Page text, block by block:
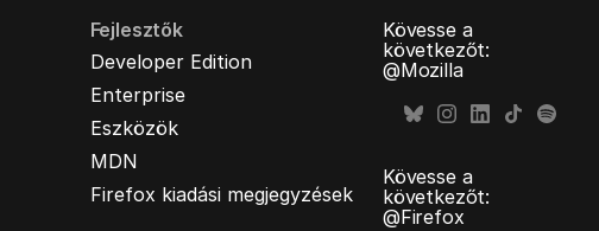
Fejlesztők
Developer Edition
Enterprise
Eszközök
MDN
Firefox kiadási megjegyzések
Kövesse a
következőt:
@Mozilla
Kövesse a
következőt:
@Firefox